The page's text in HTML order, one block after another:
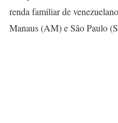
renda familiar de
Manaus (AM) e São Paulo